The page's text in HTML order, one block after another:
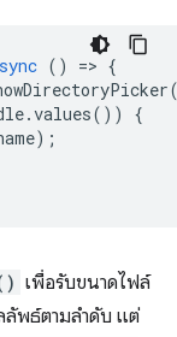
() => {
.values())
{
);
เพื่อรับขนาดไฟล์
พธ์ตามลำดับ แต่